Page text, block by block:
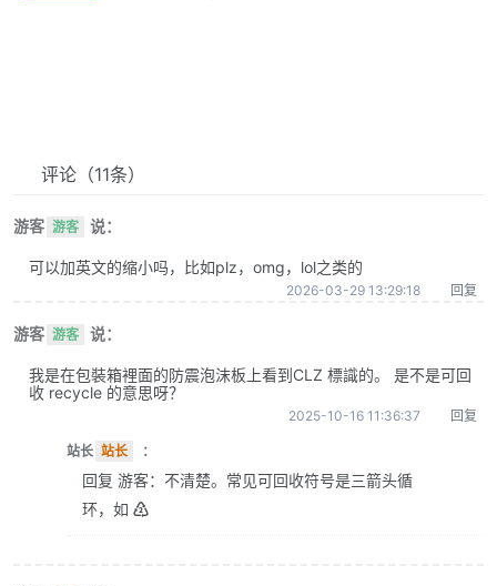
评论 （11条）
游客 游客 说：
可以加英文的缩小吗，比如plz，omg，lol之类的
2026-03-29 13:29:18 回复
游客 游客 说：
我是在包裝箱裡面的防震泡沫板上看到CLZ 標識的。 是不是可回
收 recycle 的意思呀？
2025-10-16 11:36:37 回复
站长 站长 ：
回复 游客：不清楚。常见可回收符号是三箭头循
环，如 ♴